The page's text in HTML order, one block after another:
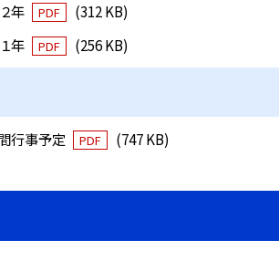
年
PDF
(312 KB)
年
PDF (256 KB)
行事予定 PDF (747 KB)